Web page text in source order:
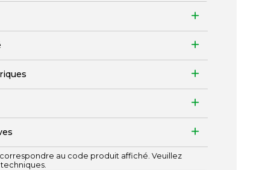
au code produit affiché. Veuillez